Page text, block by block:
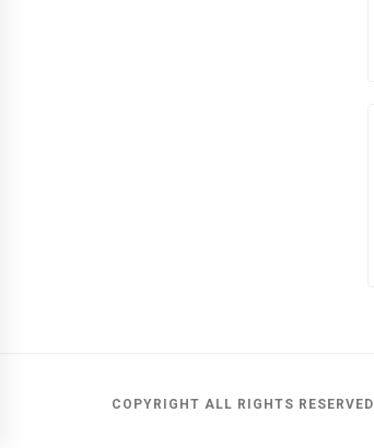
COPYRIGHT ALL RIGHTS RESERVED